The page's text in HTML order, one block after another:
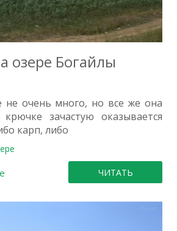
0
озере Богайлы
не очень много, но все же она
зачастую оказывается
карп, либо
ЧИТАТЬ